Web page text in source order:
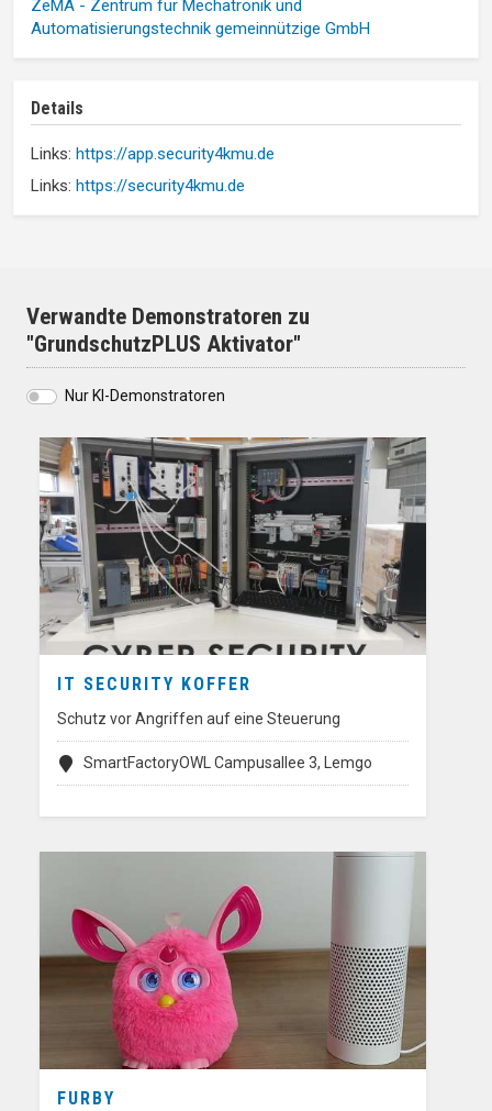
ZeMA - Zentrum für Mechatronik und
Automatisierungstechnik gemeinnützige GmbH
Details
Links: https://app.security4kmu.de
Links: https://security4kmu.de
Verwandte Demonstratoren zu
"GrundschutzPLUS Aktivator"
Nur KI-Demonstratoren
IT SECURITY KOFFER
Schutz vor Angriffen auf eine Steuerung
SmartFactoryOWL Campusallee 3, Lemgo
FURBY